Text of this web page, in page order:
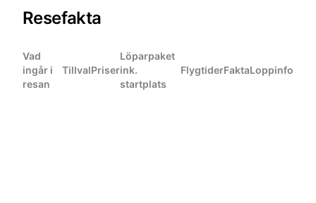
Resefakta
Vad
ingår i
resan
TillvalPriser
Löparpaket
ink.
startplats
FlygtiderFaktaLoppinfo